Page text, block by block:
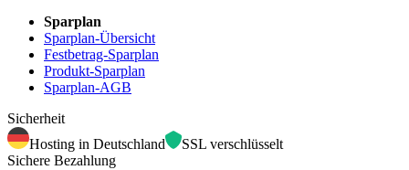
Sparplan
Sparplan-Übersicht
Festbetrag-Sparplan
Produkt-Sparplan
Sparplan-AGB
Sicherheit
Hosting in Deutschland
SSL verschlüsselt
Sichere Bezahlung